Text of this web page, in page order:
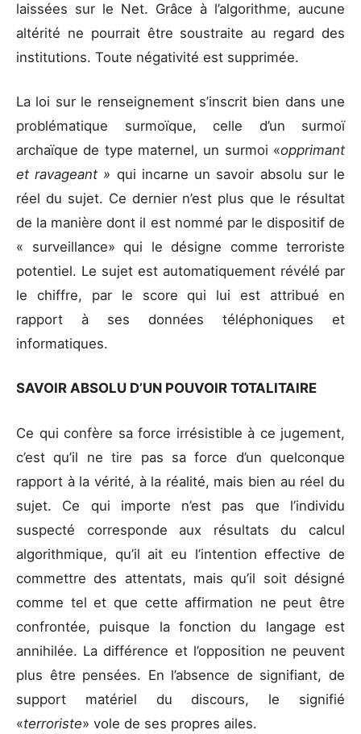
laissées sur le Net. Grâce à l’algorithme, aucune
altérité ne pourrait être soustraite au regard des
institutions. Toute négativité est supprimée.
La loi sur le renseignement s’inscrit bien dans une
problématique surmoïque, celle d’un surmoï
archaïque de type maternel, un surmoi «opprimant
et ravageant » qui incarne un savoir absolu sur le
réel du sujet. Ce dernier n’est plus que le résultat
de la manière dont il est nommé par le dispositif de
« surveillance» qui le désigne comme terroriste
potentiel. Le sujet est automatiquement révélé par
le chiffre, par le score qui lui est attribué en
rapport à ses données téléphoniques et
informatiques.
SAVOIR ABSOLU D’UN POUVOIR TOTALITAIRE
Ce qui confère sa force irrésistible à ce jugement,
c’est qu’il ne tire pas sa force d’un quelconque
rapport à la vérité, à la réalité, mais bien au réel du
sujet. Ce qui importe n’est pas que l’individu
suspecté corresponde aux résultats du calcul
algorithmique, qu’il ait eu l’intention effective de
commettre des attentats, mais qu’il soit désigné
comme tel et que cette affirmation ne peut être
confrontée, puisque la fonction du langage est
annihilée. La différence et l’opposition ne peuvent
plus être pensées. En l’absence de signifiant, de
support matériel du discours, le signifié
«terroriste» vole de ses propres ailes.